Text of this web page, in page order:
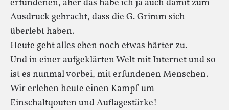
erfundenen, aber das habe ich ja auch damit zum
Ausdruck gebracht, dass die G. Grimm sich
überlebt haben.
Heute geht alles eben noch etwas härter zu.
Und in einer aufgeklärten Welt mit Internet und so
ist es nunmal vorbei, mit erfundenen Menschen.
Wir erleben heute einen Kampf um
Einschaltqouten und Auflagestärke!